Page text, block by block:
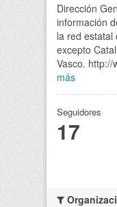
Dirección
información
la red estatal
excepto
Vasco. http://
más
Seguidores
17